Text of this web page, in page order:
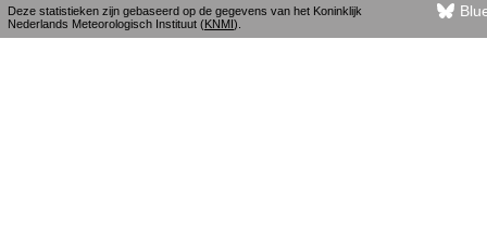
Deze statistieken zijn gebaseerd op de gegevens van het Koninklijk
Nederlands Meteorologisch Instituut (KNMI).